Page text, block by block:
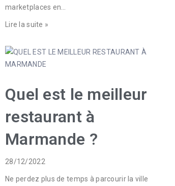
marketplaces en…
Lire la suite »
Quel est le meilleur
restaurant à
Marmande ?
28/12/2022
Ne perdez plus de temps à parcourir la ville